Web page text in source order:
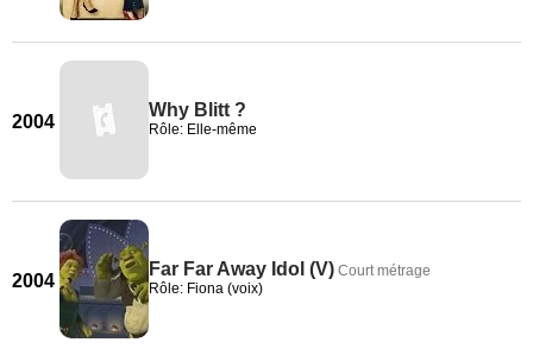
2004
Why Blitt ?
Rôle: Elle-même
2004
Far Far Away Idol (V) Court métrage
Rôle: Fiona (voix)